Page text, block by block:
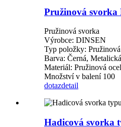
Pružinová svorka
Pružinová svorka
Výrobce: DINSEN
Typ položky:
Barva: Černá, Metalická
Materiál: Pružinová
Množství v balení 100
dotazdetail
Hadicová svorka